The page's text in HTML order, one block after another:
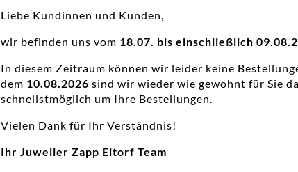
Liebe Kundinnen und Kunden,
wir befinden uns vom 18.07. bis einschließlich
In diesem Zeitraum können wir leider keine
dem 10.08.2026 sind wir wieder wie gewohnt für Sie
schnellstmöglich um Ihre Bestellungen.
Vielen Dank für Ihr Verständnis!
Ihr Juwelier Zapp Eitorf Team